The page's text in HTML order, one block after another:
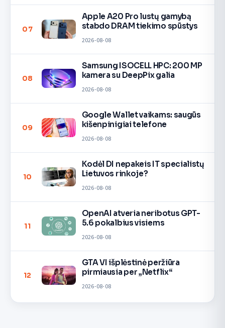
07
Apple A20 Pro lustų gamybą
stabdo DRAM tiekimo spūstys
2026-08-08
08
Samsung ISOCELL HPC: 200 MP
kamera su DeepPix galia
2026-08-08
09
Google Wallet vaikams: saugūs
kišenpinigiai telefone
2026-08-08
10
Kodėl DI nepakeis IT specialistų
Lietuvos rinkoje?
2026-08-08
11
OpenAI atveria neribotus GPT-
5.6 pokalbius visiems
2026-08-08
12
GTA VI išplėstinė peržiūra
pirmiausia per „Netflix“
2026-08-08